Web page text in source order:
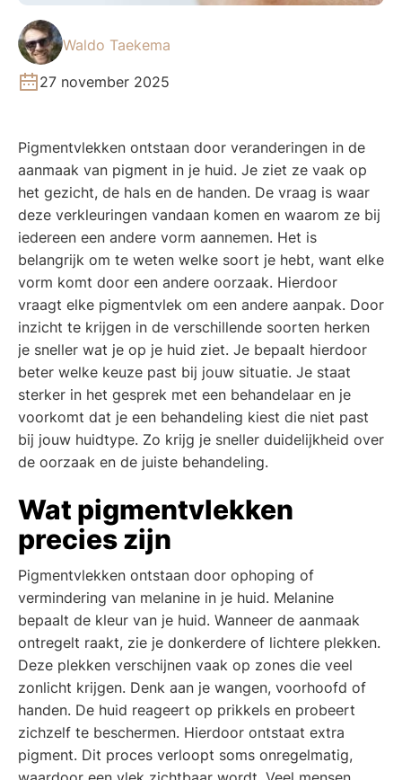
Waldo Taekema
27 november 2025
Pigmentvlekken ontstaan door veranderingen in de
aanmaak van pigment in je huid. Je ziet ze vaak op
het gezicht, de hals en de handen. De vraag is waar
deze verkleuringen vandaan komen en waarom ze bij
iedereen een andere vorm aannemen. Het is
belangrijk om te weten welke soort je hebt, want elke
vorm komt door een andere oorzaak. Hierdoor
vraagt elke pigmentvlek om een andere aanpak. Door
inzicht te krijgen in de verschillende soorten herken
je sneller wat je op je huid ziet. Je bepaalt hierdoor
beter welke keuze past bij jouw situatie. Je staat
sterker in het gesprek met een behandelaar en je
voorkomt dat je een behandeling kiest die niet past
bij jouw huidtype. Zo krijg je sneller duidelijkheid over
de oorzaak en de juiste behandeling.
Wat pigmentvlekken
precies zijn
Pigmentvlekken ontstaan door ophoping of
vermindering van melanine in je huid. Melanine
bepaalt de kleur van je huid. Wanneer de aanmaak
ontregelt raakt, zie je donkerdere of lichtere plekken.
Deze plekken verschijnen vaak op zones die veel
zonlicht krijgen. Denk aan je wangen, voorhoofd of
handen. De huid reageert op prikkels en probeert
zichzelf te beschermen. Hierdoor ontstaat extra
pigment. Dit proces verloopt soms onregelmatig,